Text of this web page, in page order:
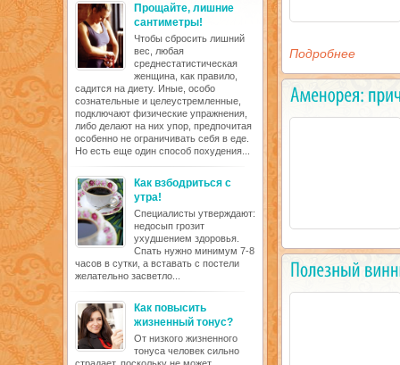
Прощайте, лишние
сантиметры!
Чтобы сбросить лишний
вес, любая
среднестатистическая
женщина, как правило,
садится на диету. Иные, особо
сознательные и целеустремленные,
подключают физические упражнения,
либо делают на них упор, предпочитая
особенно не ограничивать себя в еде.
Но есть еще один способ похудения...
Как взбодриться с
утра!
Специалисты утверждают:
недосып грозит
ухудшением здоровья.
Спать нужно минимум 7-8
часов в сутки, а вставать с постели
желательно засветло...
Как повысить
жизненный тонус?
От низкого жизненного
тонуса человек сильно
Подробнее